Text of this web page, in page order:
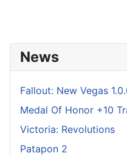
News
Fallout: New Vegas
Medal Of Honor +10
Victoria: Revolutions
Patapon 2